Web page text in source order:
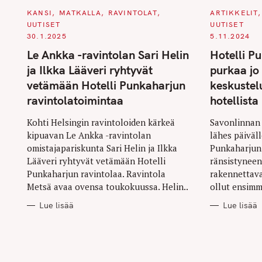
C
T
E
O
R
I
E
KANSI MATKALLA
RAVINTOLAT
UUTISET
30.1.2025
Le Ankka -ravintolan Sari Helin
ja Ilkka Lääveri ryhtyvät
vetämään Hotelli Punkaharjun
ravintolatoimintaa
Kohti Helsingin ravintoloiden kärkeä
kipuavan Le Ankka -ravintolan
omistajapariskunta Sari Helin ja Ilkka
Lääveri ryhtyvät vetämään Hotelli
Punkaharjun ravintolaa. Ravintola
Metsä avaa ovensa toukokuussa. Helin..
Lue lisää
C
T
E
O
R
E
S
ARTIKKELIT
UUTISET
5.11.2024
Hotelli
purkaa
hotellista
lähes
ollut
Lue lisää
r
f
o
r
: